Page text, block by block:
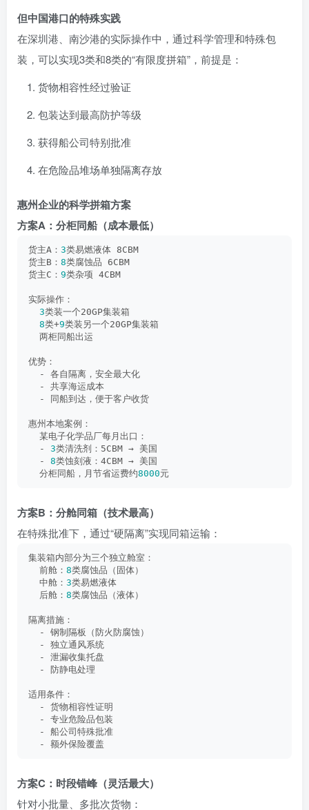
但中国港口的特殊实践
在深圳港、南沙港的实际操作中，通过科学管理和特殊包
装，可以实现3类和8类的“有限度拼箱”，前提是：
货物相容性经过验证
包装达到最高防护等级
获得船公司特别批准
在危险品堆场单独隔离存放
惠州企业的科学拼箱方案
方案A：分柜同船（成本最低）
货主A： 3类易燃液体 8CBM
货主B： 8类腐蚀品 6CBM
货主C： 9类杂项 4CBM
实际操作：
3类装一个20GP集装箱
8类+9类装另一个20GP集装箱
  两柜同船出运
优势：
  - 各自隔离，安全最大化
  - 共享海运成本
  - 同船到达，便于客户收货
惠州本地案例：
  某电子化学品厂每月出口：
  -
3类清洗剂：5CBM → 美国
  -
8类蚀刻液：4CBM → 美国
  分柜同船，月节省运费约
8000元
方案B：分舱同箱（技术最高）
在特殊批准下，通过“硬隔离”实现同箱运输：
集装箱内部分为三个独立舱室：
  前舱：
8类腐蚀品（固体）
  中舱：
3类易燃液体
  后舱：
8类腐蚀品（液体）
隔离措施：
  - 钢制隔板（防火防腐蚀）
  - 独立通风系统
  - 泄漏收集托盘
  - 防静电处理
适用条件：
  - 货物相容性证明
  - 专业危险品包装
  - 船公司特殊批准
  - 额外保险覆盖
方案C：时段错峰（灵活最大）
针对小批量、多批次货物：